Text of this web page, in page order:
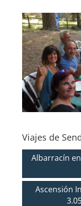
Viajes de
Albarracín
Ascensión